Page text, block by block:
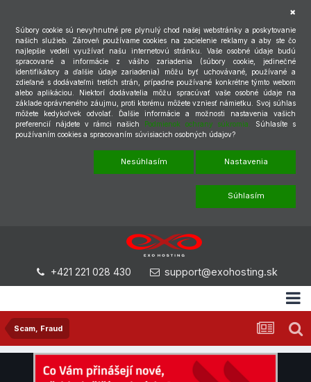
Súbory cookie sú nevyhnutné pre plynulý chod našej webstránky a poskytovanie
našich služieb. Zároveň používame cookies na zacielenie reklamy a aby ste čo
najlepšie vedeli využívať našu internetovú stránku. Vaše osobné údaje budú
spracované a informácie z vášho zariadenia (súbory cookie, jedinečné
identifikátory a ďalšie údaje zariadenia) môžu byť uchovávané, používané a
zdieľané s dodávateľmi tretích strán, prípadne používané konkrétne týmto webom
alebo aplikáciou. Niektorí dodávatelia môžu spracúvať vaše osobné údaje na
základe oprávneného záujmu, proti ktorému môžete vzniesť námietku. Svoj súhlas
môžete kedykoľvek odvolať. Ďalšie informácie a možnosti nastavenia vašich
preferencií nájdete v rámci našich Podmienok ochrany súkromia.
Súhlasíte s
používaním cookies a spracovaním súvisiacich osobných údajov?
Nesúhlasím Nastavenia
Súhlasím
+421 221 028 430 support@exohosting.sk
Scam, Fraud